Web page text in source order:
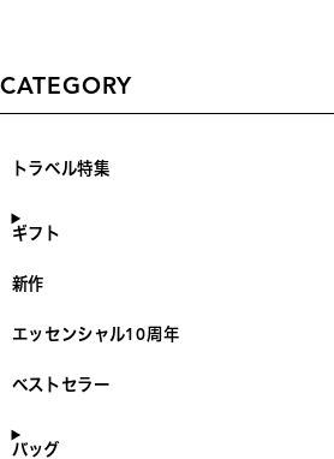
CATEGORY
トラベル特集
ギフト
新作
エッセンシャル10周年
ベストセラー
バッグ